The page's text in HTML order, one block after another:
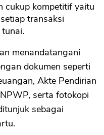
cukup kompetitif yaitu
transaksi
menandatangani
dokumen seperti
Akte Pendirian
serta fotokopi
sebagai